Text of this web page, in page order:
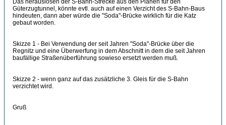
Das herauslösen der S-Bahn-Strecke aus den Plänen für den
Güterzugtunnel, könnte evtl. auch auf einen Verzicht des S-Bahn-Baus
hindeuten, dann aber würde die "Soda"-Brücke wirklich für die Katz
gebaut worden.
Skizze 1 - Bei Verwendung der seit Jahren "Soda"-Brücke über die
Regnitz und eine Überwerfung in dem Abschnitt in dem die seit Jahren
baufällige Straßenüberführung sowieso ersetzt werden muß.
Skizze 2 - wenn ganz auf das zusätzliche 3. Gleis für die S-Bahn
verzichtet wird.
Gruß